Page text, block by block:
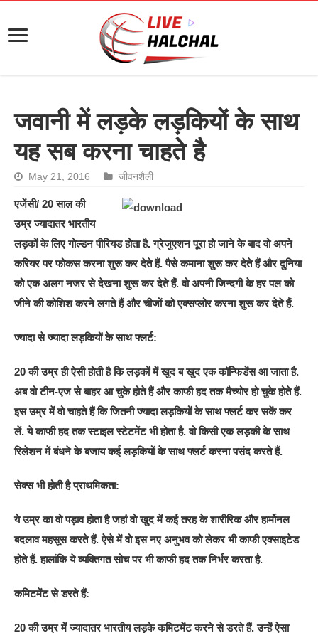
जवानी में लड़के लड़कियों के साथ
यह सब करना चाहते है
May 21, 2016 जीवनशैली
एजेंसी/ 20 साल की
उम्र ज्यादातर भारतीय
लड़कों के लिए गोल्डन पीरियड होता है. ग्रेजुएशन पूरा हो जाने के बाद वो अपने
करियर पर फोकस करना शुरू कर देते हैं. पैसे कमाना शुरू कर देते हैं और दुनिया
को एक अलग नजर से देखना शुरू कर देते हैं. वो अपनी जिन्दगी के हर पल को
जीने की कोशिश करने लगते हैं और चीजों को एक्सप्लोर करना शुरू कर देते हैं.
ज्यादा से ज्यादा लड़कियों के साथ फ्लर्ट:
20 की उम्र ही ऐसी होती है कि लड़कों में खुद ब खुद एक कॉन्फ‍िडेंस आ जाता है.
अब वो टीन-एज से बाहर आ चुके होते हैं और काफी हद तक मैच्योर हो चुके होते हैं.
इस उम्र में वो चाहते हैं कि जितनी ज्यादा लड़कियों के साथ फ्लर्ट कर सकें कर
लें. ये काफी हद तक स्टाइल स्टेटमेंट भी होता है. वो किसी एक लड़की के साथ
रिलेशन‍ में बंधने के बजाय कई लड़कियों के साथ फ्लर्ट करना पसंद करते हैं.
सेक्स भी होती है प्राथमिकता:
ये उम्र का वो पड़ाव होता है ज‍हां वो खुद में कई तरह के शारीरिक और हार्मोनल
बदलाव महसूस करते हैं. ऐसे में वो इस नए अनुभव को लेकर भी काफी एक्साइटेड
होते हैं. हालांकि ये व्यक्तिगत सोच पर भी काफी हद तक निर्भर करता है.
कमिटमेंट से डरते हैं:
20 की उम्र में ज्यादातर भारतीय लड़के कमिटमेंट करने से डरते हैं. उन्हें ऐसा